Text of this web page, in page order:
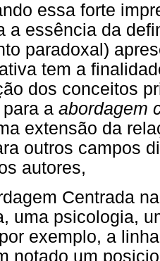
essa forte
a essência da
paradoxal)
tem a
dos conceitos
para a abordagem
extensão da
outros campos
autores,
Centrada
uma psicologia,
exemplo, a
notado um